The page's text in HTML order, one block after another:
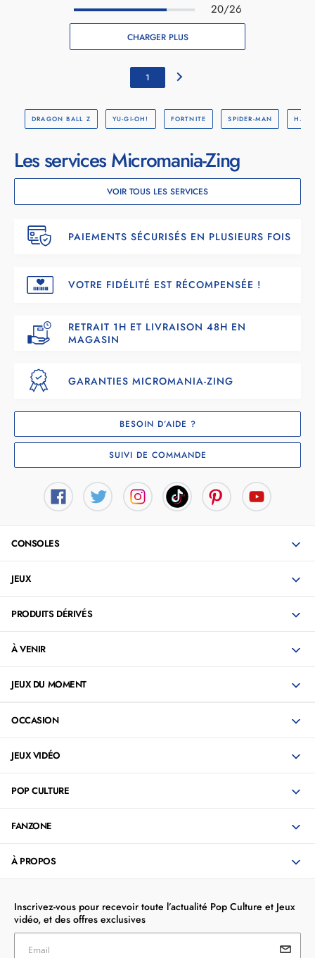
20/26
CHARGER PLUS
1
DRAGON BALL Z YU-GI-OH! FORTNITE SPIDER-MAN
Les services Micromania-Zing
VOIR TOUS LES SERVICES
PAIEMENTS SÉCURISÉS EN PLUSIEURS FOIS
VOTRE FIDÉLITÉ EST RÉCOMPENSÉE !
RETRAIT 1H ET LIVRAISON 48H EN
MAGASIN
GARANTIES MICROMANIA-ZING
BESOIN D’AIDE ?
SUIVI DE COMMANDE
CONSOLES
JEUX
PRODUITS DÉRIVÉS
À VENIR
JEUX DU MOMENT
OCCASION
JEUX VIDÉO
POP CULTURE
FANZONE
À PROPOS
Inscrivez-vous pour recevoir toute l’actualité Pop Culture et Jeux
vidéo, et des offres exclusives
Email